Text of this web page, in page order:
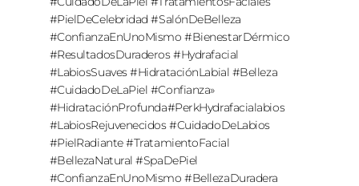
#PielDeCelebridad #SalónDeBelleza
#ConfianzaEnUnoMismo #BienestarDérmico
#ResultadosDuraderos #Hydrafacial
#LabiosSuaves #HidrataciónLabial #Belleza
#CuidadoDeLaPiel #Confianza»
#HidrataciónProfunda#PerkHydrafacialabios
#LabiosRejuvenecidos #CuidadoDeLabios
#PielRadiante #TratamientoFacial
#BellezaNatural #SpaDePiel
#ConfianzaEnUnoMismo #BellezaDuradera